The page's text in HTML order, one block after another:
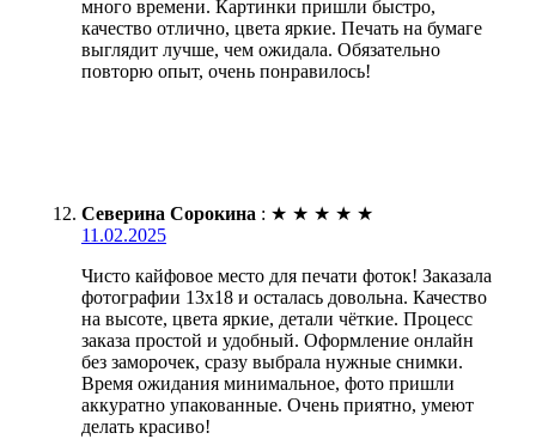
много времени. Картинки пришли быстро,
качество отлично, цвета яркие. Печать на бумаге
выглядит лучше, чем ожидала. Обязательно
повторю опыт, очень понравилось!
Северина Сорокина : ★ ★ ★ ★ ★
11.02.2025
Чисто кайфовое место для печати фоток! Заказала
фотографии 13х18 и осталась довольна. Качество
на высоте, цвета яркие, детали чёткие. Процесс
заказа простой и удобный. Оформление онлайн
без заморочек, сразу выбрала нужные снимки.
Время ожидания минимальное, фото пришли
аккуратно упакованные. Очень приятно, умеют
делать красиво!